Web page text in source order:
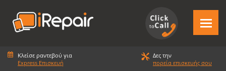
Κλείσε ραντεβού για
Express Επισκευή
Δες την
πορεία επισκευής σου